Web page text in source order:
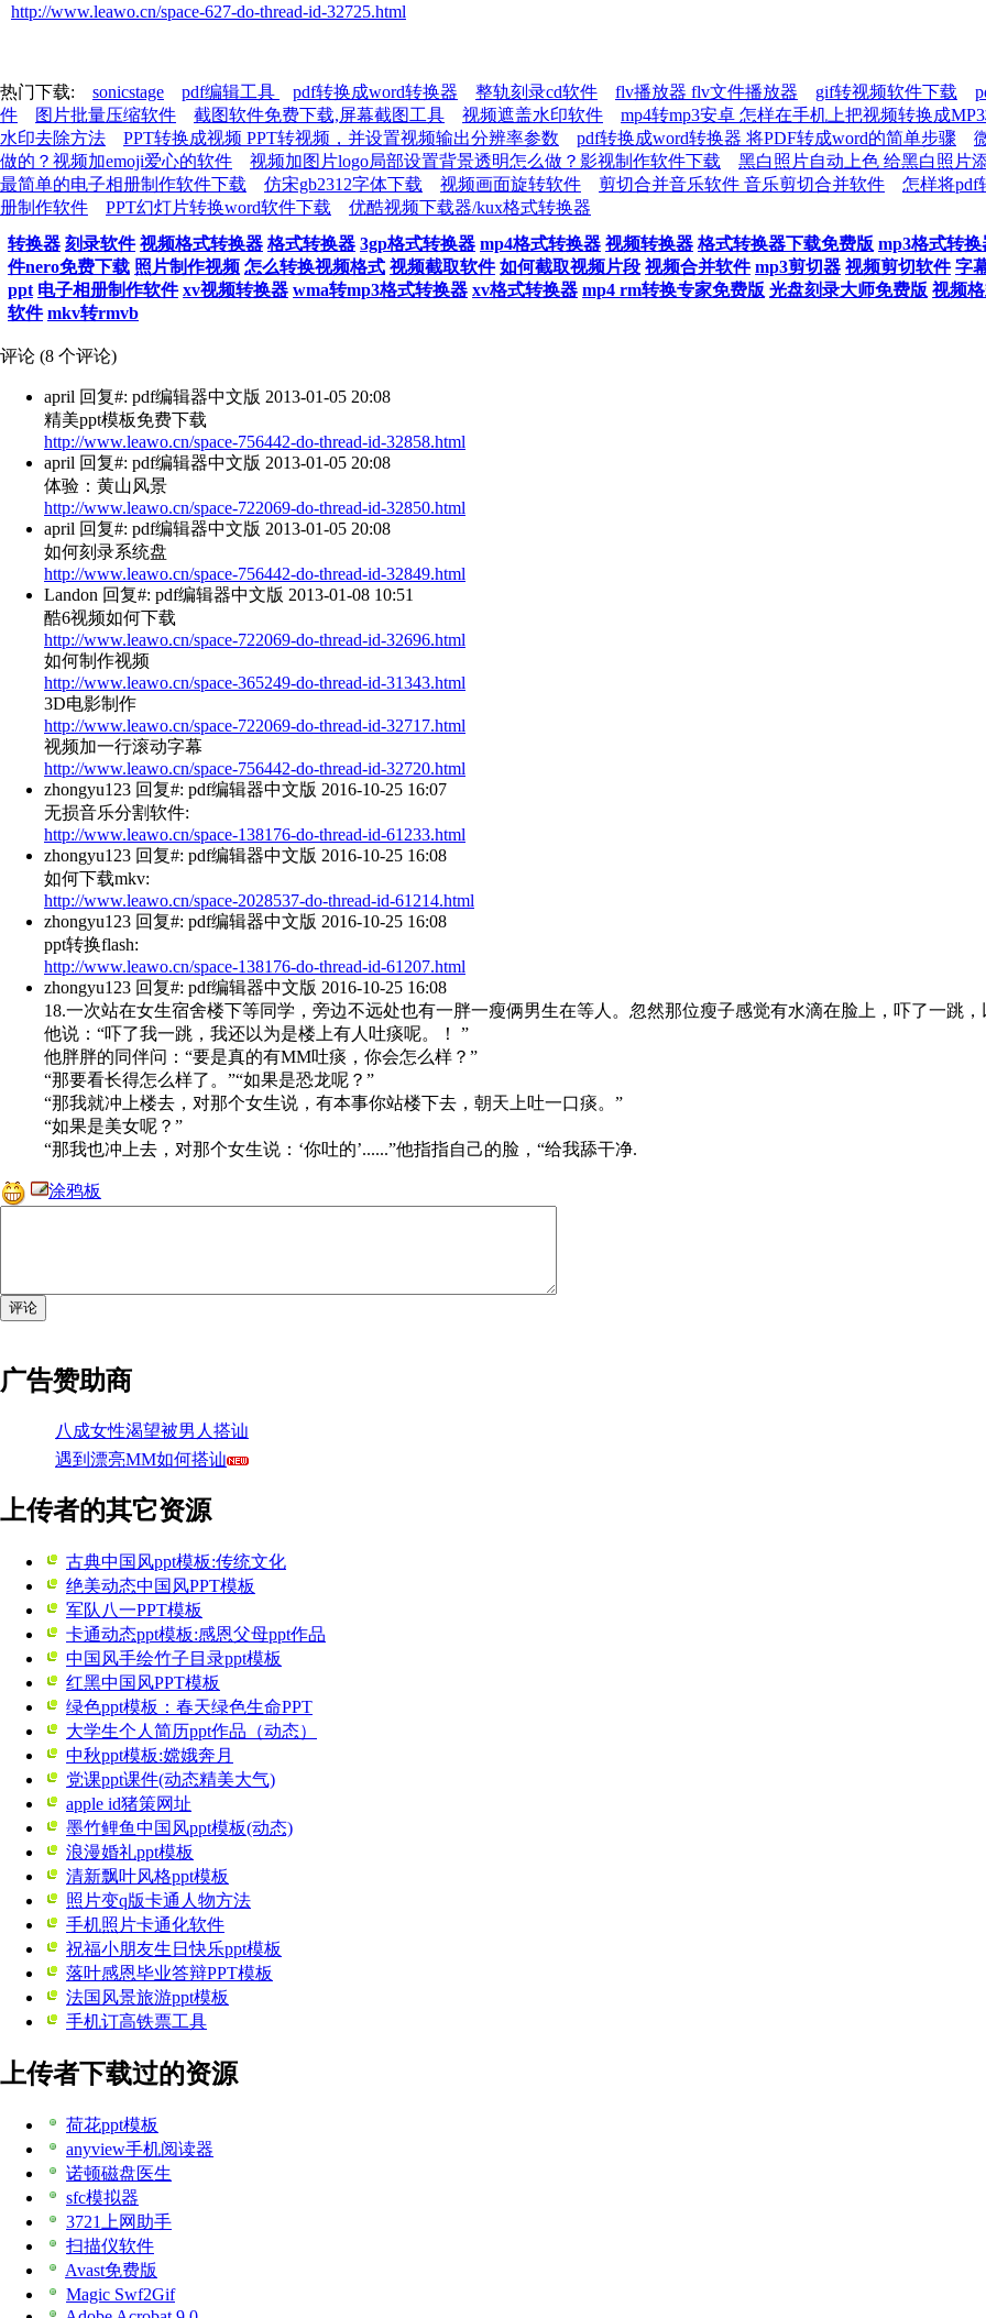
http://www.leawo.cn/space-627-do-thread-id-32725.html
热门下载: sonicstage pdf编辑工具 pdf转换成word转换器 整轨刻录cd软件 flv播放器 flv文件播放器 gif转视频软件下载
件
图片批量压缩软件 截图软件免费下载,屏幕截图工具 视频遮盖水印软件 mp4转mp3安卓 怎样在手机上把视频转换成
水印去除方法
PPT转换成视频 PPT转视频，并设置视频输出分辨率参数 pdf转换成word转换器 将PDF转成word的简单步骤
做的？视频加emoji爱心的软件
视频加图片logo局部设置背景透明怎么做？影视制作软件下载 黑白照片自动上色 给黑白照片
最简单的电子相册制作软件下载
仿宋gb2312字体下载 视频画面旋转软件 剪切合并音乐软件 音乐剪切合并软件 怎样将pdf
册制作软件
PPT幻灯片转换word软件下载
优酷视频下载器/kux格式转换器
转换器 刻录软件 视频格式转换器 格式转换器 3gp格式转换器 mp4格式转换器 视频转换器 格式转换器下载免费版 mp3格式转换
件nero免费下载 照片制作视频 怎么转换视频格式 视频截取软件 如何截取视频片段 视频合并软件 mp3剪切器 视频剪切软件 字
ppt 电子相册制作软件 xv视频转换器 wma转mp3格式转换器 xv格式转换器 mp4 rm转换专家免费版 光盘刻录大师免费版 视频
软件 mkv转rmvb
评论 (8 个评论)
april 回复#: pdf编辑器中文版 2013-01-05 20:08
精美ppt模板免费下载
http://www.leawo.cn/space-756442-do-thread-id-32858.html
april 回复#: pdf编辑器中文版 2013-01-05 20:08
体验：黄山风景
http://www.leawo.cn/space-722069-do-thread-id-32850.html
april 回复#: pdf编辑器中文版 2013-01-05 20:08
如何刻录系统盘
http://www.leawo.cn/space-756442-do-thread-id-32849.html
Landon 回复#: pdf编辑器中文版 2013-01-08 10:51
酷6视频如何下载
http://www.leawo.cn/space-722069-do-thread-id-32696.html
如何制作视频
http://www.leawo.cn/space-365249-do-thread-id-31343.html
3D电影制作
http://www.leawo.cn/space-722069-do-thread-id-32717.html
视频加一行滚动字幕
http://www.leawo.cn/space-756442-do-thread-id-32720.html
zhongyu123 回复#: pdf编辑器中文版 2016-10-25 16:07
无损音乐分割软件:
http://www.leawo.cn/space-138176-do-thread-id-61233.html
zhongyu123 回复#: pdf编辑器中文版 2016-10-25 16:08
如何下载mkv:
http://www.leawo.cn/space-2028537-do-thread-id-61214.html
zhongyu123 回复#: pdf编辑器中文版 2016-10-25 16:08
ppt转换flash:
http://www.leawo.cn/space-138176-do-thread-id-61207.html
zhongyu123 回复#: pdf编辑器中文版 2016-10-25 16:08
18.一次站在女生宿舍楼下等同学，旁边不远处也有一胖一瘦俩男生在等人。忽然那位瘦子感觉有水滴在脸上，吓了一跳
他说：“吓了我一跳，我还以为是楼上有人吐痰呢。！ ”
他胖胖的同伴问：“要是真的有MM吐痰，你会怎么样？”
“那要看长得怎么样了。”“如果是恐龙呢？”
“那我就冲上楼去，对那个女生说，有本事你站楼下去，朝天上吐一口痰。”
“如果是美女呢？”
“那我也冲上去，对那个女生说：‘你吐的’......”他指指自己的脸，“给我舔干净.
涂鸦板
广告赞助商
八成女性渴望被男人搭讪
遇到漂亮MM如何搭讪
上传者的其它资源
古典中国风ppt模板:传统文化
绝美动态中国风PPT模板
军队八一PPT模板
卡通动态ppt模板:感恩父母ppt作品
中国风手绘竹子目录ppt模板
红黑中国风PPT模板
绿色ppt模板：春天绿色生命PPT
大学生个人简历ppt作品（动态）
中秋ppt模板:嫦娥奔月
党课ppt课件(动态精美大气)
apple id猪策网址
墨竹鲤鱼中国风ppt模板(动态)
浪漫婚礼ppt模板
清新飘叶风格ppt模板
照片变q版卡通人物方法
手机照片卡通化软件
祝福小朋友生日快乐ppt模板
落叶感恩毕业答辩PPT模板
法国风景旅游ppt模板
手机订高铁票工具
上传者下载过的资源
荷花ppt模板
anyview手机阅读器
诺顿磁盘医生
sfc模拟器
3721上网助手
扫描仪软件
Avast免费版
Magic Swf2Gif